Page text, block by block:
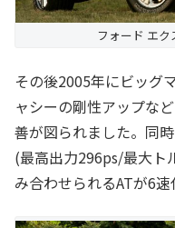
フォード エク
その後2005年にビッグ
ャシーの剛性アップな
善が図られました。同
(最高出力296ps/最大ト
み合わせられるATが6速